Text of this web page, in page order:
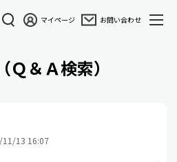
マイページ お問い合わせ
＆Ａ検索）
11/13 16:07